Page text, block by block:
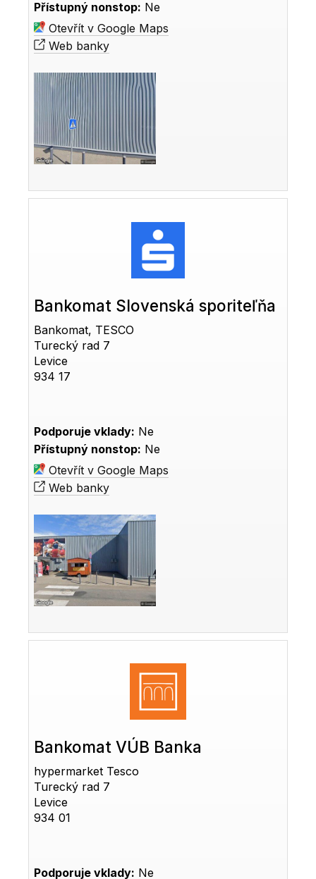
Přístupný nonstop: Ne
Otevřít v Google Maps
Web banky
Bankomat Slovenská sporiteľňa
Bankomat, TESCO
Turecký rad 7
Levice
934 17
Podporuje vklady: Ne
Přístupný nonstop: Ne
Otevřít v Google Maps
Web banky
Bankomat VÚB Banka
hypermarket Tesco
Turecký rad 7
Levice
934 01
Podporuje vklady: Ne